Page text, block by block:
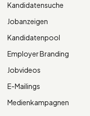
Kandidatensuche
Jobanzeigen
Kandidatenpool
Employer Branding
Jobvideos
E-Mailings
Medienkampagnen